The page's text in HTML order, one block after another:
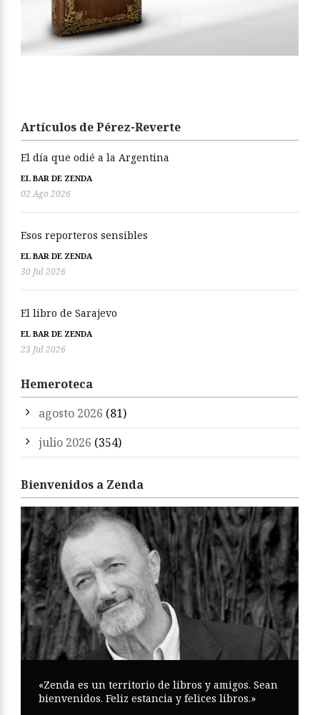
Artículos de Pérez-Reverte
El día que odié a la Argentina
EL BAR DE ZENDA
02 Ago 2026
Esos reporteros sensibles
EL BAR DE ZENDA
30 Jul 2026
El libro de Sarajevo
EL BAR DE ZENDA
23 Jul 2026
Hemeroteca
agosto 2026 (81)
julio 2026 (354)
Bienvenidos a Zenda
«Zenda es un territorio de libros y amigos. Sean
bienvenidos. Feliz estancia y felices libros.»